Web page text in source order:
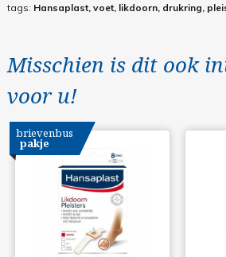
tags: Hansaplast, voet, likdoorn, drukring,
Misschien is dit ook
voor u!
brievenbus
pakje